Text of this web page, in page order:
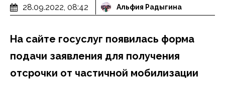
28.09.2022, 08:42 Альфия Радыгина
На сайте госуслуг появилась форма
подачи заявления для получения
отсрочки от частичной мобилизации